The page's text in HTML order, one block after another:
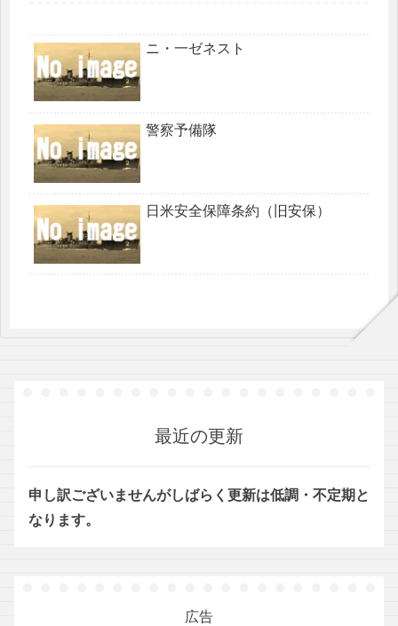
ニ・一ゼネスト
警察予備隊
日米安全保障条約（旧安保）
最近の更新
申し訳ございませんがしばらく更新は低調・不定期と
なります。
広告